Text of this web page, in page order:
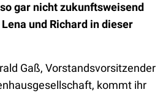
gar nicht zukunftsweisend
und Richard in dieser
Gaß, Vorstandsvorsitzender
kommt ihr